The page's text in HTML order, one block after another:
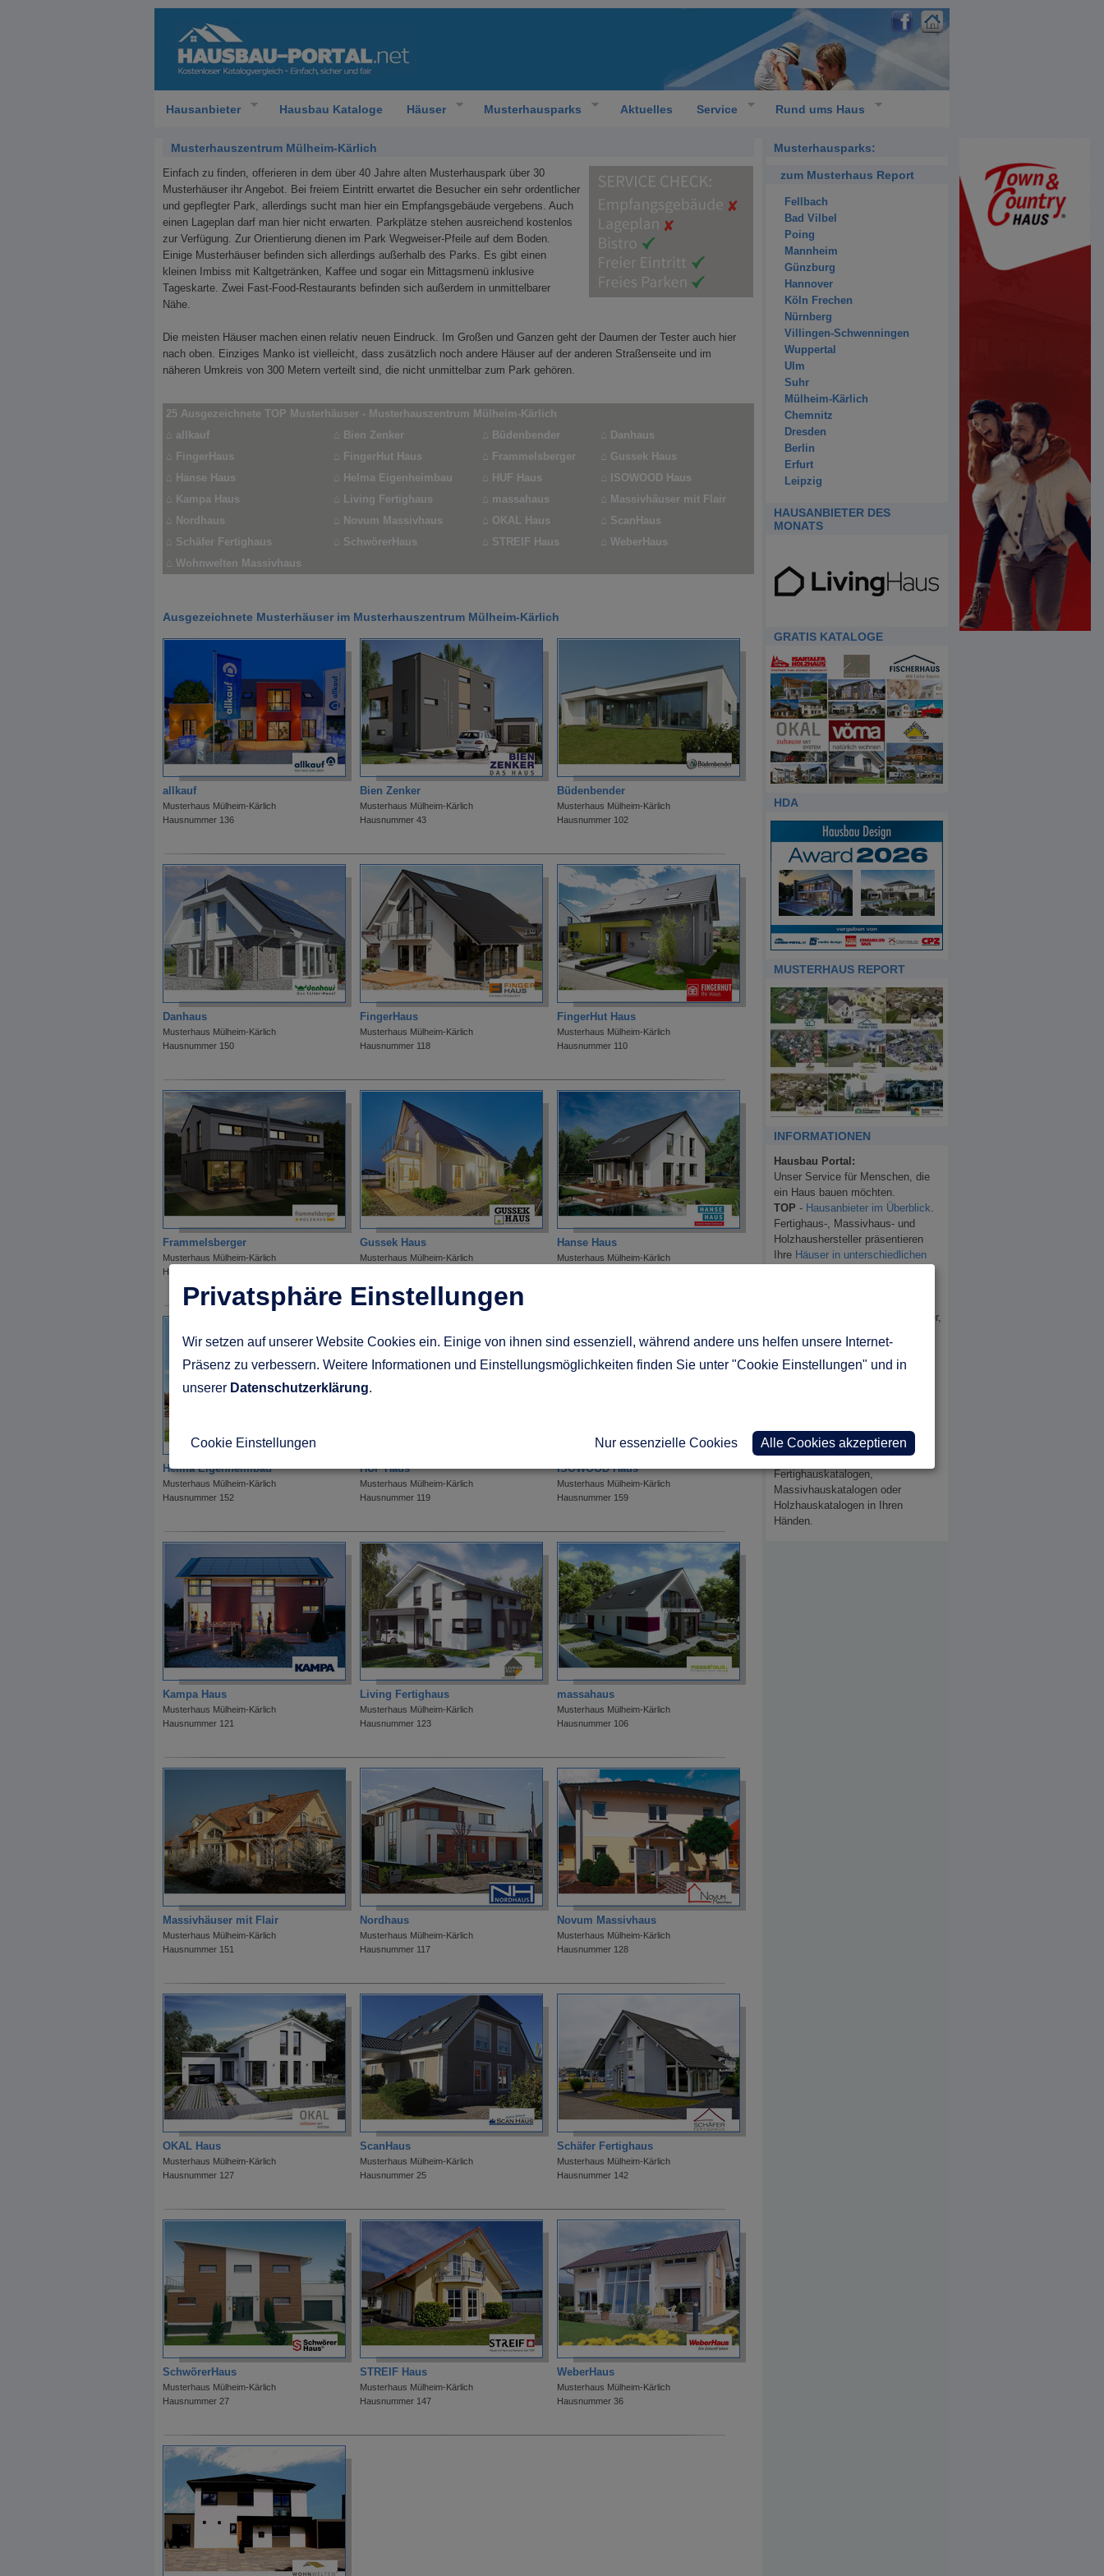
Hausanbieter Hausbau Kataloge Häuser Musterhausparks Aktuelles Service Rund ums Haus
Musterhauszentrum Mülheim-Kärlich
Einfach zu finden, offerieren in dem über 40 Jahre alten Musterhauspark über 30
Musterhäuser ihr Angebot. Bei freiem Eintritt erwartet die Besucher ein sehr ordentlicher
und gepflegter Park, allerdings sucht man hier ein Empfangsgebäude vergebens. Auch
einen Lageplan darf man hier nicht erwarten. Parkplätze stehen ausreichend kostenlos
zur Verfügung. Zur Orientierung dienen im Park Wegweiser-Pfeile auf dem Boden.
Einige Musterhäuser befinden sich allerdings außerhalb des Parks. Es gibt einen
kleinen Imbiss mit Kaltgetränken, Kaffee und sogar ein Mittagsmenü inklusive
Tageskarte. Zwei Fast-Food-Restaurants befinden sich außerdem in unmittelbarer
Nähe.
Die meisten Häuser machen einen relativ neuen Eindruck. Im Großen und Ganzen geht der Daumen der Tester auch hier
nach oben. Einziges Manko ist vielleicht, dass zusätzlich noch andere Häuser auf der anderen Straßenseite und im
näheren Umkreis von 300 Metern verteilt sind, die nicht unmittelbar zum Park gehören.
25 Ausgezeichnete TOP Musterhäuser - Musterhauszentrum Mülheim-Kärlich
⌂ allkauf ⌂ Bien Zenker ⌂ Büdenbender ⌂ Danhaus
⌂ FingerHaus ⌂ FingerHut Haus ⌂ Frammelsberger ⌂ Gussek Haus
⌂ Hanse Haus ⌂ Helma Eigenheimbau ⌂ HUF Haus ⌂ ISOWOOD Haus
⌂ Kampa Haus ⌂ Living Fertighaus ⌂ massahaus ⌂ Massivhäuser mit Flair
⌂ Nordhaus ⌂ Novum Massivhaus ⌂ OKAL Haus ⌂ ScanHaus
⌂ Schäfer Fertighaus ⌂ SchwörerHaus ⌂ STREIF Haus ⌂ WeberHaus
⌂ Wohnwelten Massivhaus
Ausgezeichnete Musterhäuser im Musterhauszentrum Mülheim-Kärlich
allkauf
Musterhaus Mülheim-Kärlich
Hausnummer 136
Bien Zenker
Musterhaus Mülheim-Kärlich
Hausnummer 43
Büdenbender
Musterhaus Mülheim-Kärlich
Hausnummer 102
Danhaus
Musterhaus Mülheim-Kärlich
Hausnummer 150
FingerHaus
Musterhaus Mülheim-Kärlich
Hausnummer 118
FingerHut Haus
Musterhaus Mülheim-Kärlich
Hausnummer 110
Frammelsberger
Musterhaus Mülheim-Kärlich
Hausnummer 149
Gussek Haus
Musterhaus Mülheim-Kärlich
Hanse Haus
Musterhaus Mülheim-Kärlich
Helma Eigenheimbau
Musterhaus Mülheim-Kärlich
Hausnummer 152
HUF Haus
Musterhaus Mülheim-Kärlich
Hausnummer 119
ISOWOOD Haus
Musterhaus Mülheim-Kärlich
Hausnummer 159
Kampa Haus
Musterhaus Mülheim-Kärlich
Hausnummer 121
Living Fertighaus
Musterhaus Mülheim-Kärlich
Hausnummer 123
massahaus
Musterhaus Mülheim-Kärlich
Hausnummer 106
Massivhäuser mit Flair
Musterhaus Mülheim-Kärlich
Hausnummer 151
Nordhaus
Musterhaus Mülheim-Kärlich
Hausnummer 117
Novum Massivhaus
Musterhaus Mülheim-Kärlich
Hausnummer 128
OKAL Haus
Musterhaus Mülheim-Kärlich
Hausnummer 127
ScanHaus
Musterhaus Mülheim-Kärlich
Hausnummer 25
Schäfer Fertighaus
Musterhaus Mülheim-Kärlich
Hausnummer 142
SchwörerHaus
Musterhaus Mülheim-Kärlich
Hausnummer 27
STREIF Haus
Musterhaus Mülheim-Kärlich
Hausnummer 147
WeberHaus
Musterhaus Mülheim-Kärlich
Hausnummer 36
Musterhausparks:
zum Musterhaus Report
Fellbach
Bad Vilbel
Poing
Mannheim
Günzburg
Hannover
Köln Frechen
Nürnberg
Villingen-Schwenningen
Wuppertal
Ulm
Suhr
Mülheim-Kärlich
Chemnitz
Dresden
Berlin
Erfurt
Leipzig
HAUSANBIETER DES
MONATS
GRATIS KATALOGE
HDA
MUSTERHAUS REPORT
INFORMATIONEN
Hausbau Portal:
Unser Service für Menschen, die
ein Haus bauen möchten.
TOP - Hausanbieter im Überblick
Fertighaus-, Massivhaus- und
Holzhaushersteller präsentieren
Ihre Häuser in unterschiedlichen
Hausanbieter, egal ob Fertighäuser,
zukommen.
Einfach, sicher und fair.
bereits in einigen Tagen Ihr
gewünschtes Infopaket von
Fertighauskatalogen,
Massivhauskatalogen oder
Holzhauskatalogen in Ihren
Händen.
Privatsphäre Einstellungen
Wir setzen auf unserer Website Cookies ein. Einige von ihnen sind essenziell, während andere uns helfen unsere Internet-
Präsenz zu verbessern. Weitere Informationen und Einstellungsmöglichkeiten finden Sie unter "Cookie Einstellungen" und in
unserer Datenschutzerklärung.
Cookie Einstellungen Nur essenzielle Cookies Alle Cookies akzeptieren